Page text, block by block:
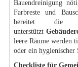
Bauendreinigung
Farbreste und
bereitet die
unterstützt
leere Räume werden
oder ein
Checkliste für